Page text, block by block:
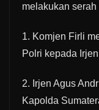
melakukan
1. Komjen Firli
Polri kepada
2. Irjen Agus
Kapolda